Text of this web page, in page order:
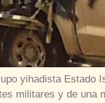
yihadista Estado
militares y de una